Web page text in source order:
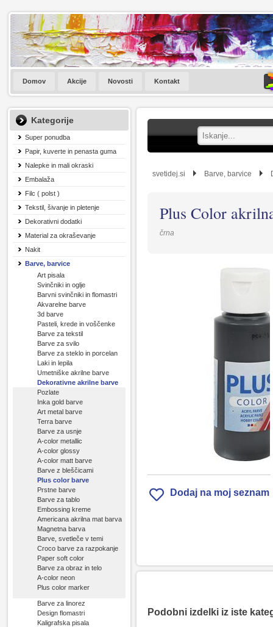
Domov Akcije Novosti Kontakt
Kategorije
Super ponudba
Papir, kuverte in penasta guma
Nalepke in mali okraski
Embalaža
Filc ( polst )
Tekstil, šivanje in pletenje
Dekorativni dodatki
Material za okraševanje
Nakit
Barve, barvice
Art pisala
Svinčniki in oglje
Barvni svinčniki in flomastri
Akvarelne barve
3d barve
Pasteli, krede in voščenke
Barve za tekstil
Barve za svilo
Barve za steklo in porcelan
Laki in lepila
Umetniške akrilne barve
Dekorativne akrilne barve
Pozlate
Inka gold barve
Art metal barve
Terra barve
Barve za usnje
A-color metallic
A-color glossy
A-color matt barve
Barve z bleščicami
Plus color barve
Prstne barve
Barve za tablo
Embossing kreme
Americana akrilna mat barva
Magnetna barva
Barve, svetleče v temi
Croco barve za razpokanje
Paper soft color
Barve za obraz in telo
A-color neon
Plus color marker
Barve za linorez
Design flomastri
Kaligrafska pisala
svetidej.si Barve, barvice
Plus Color
črna
Dodaj na moj seznam
Podobni izdelki iz iste